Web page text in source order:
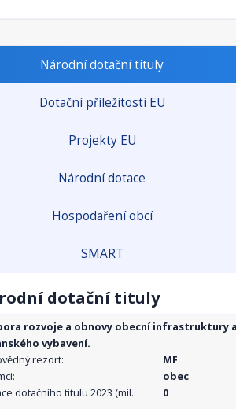
Národní dotační tituly
Dotační příležitosti EU
Projekty EU
Národní dotace
Hospodaření obcí
SMART
dotační tituly
rozvoje a obnovy obecní infrastruktury
vybavení.
rezort:
MF
obec
dotačního titulu 2023 (mil.
0